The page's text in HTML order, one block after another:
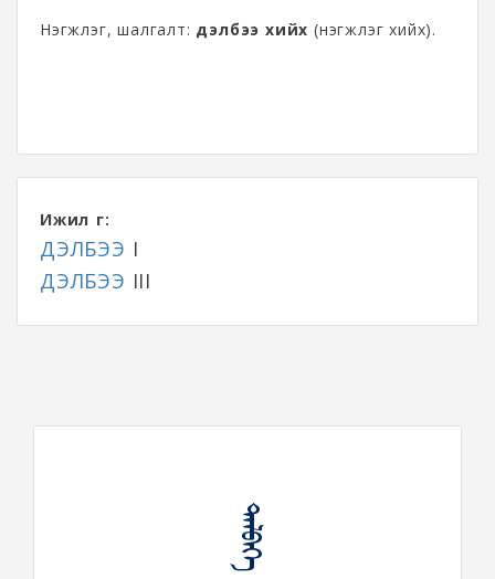
Нэгжлэг, шалгалт: дэлбээ хийх (нэгжлэг хийх).
Ижил үг:
ДЭЛБЭЭ I
ДЭЛБЭЭ III
ᠳᠡᠯᠪᠡᠭᠡ